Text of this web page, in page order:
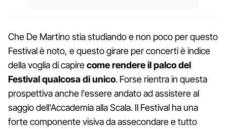
Che De Martino stia studiando e non poco per questo
Festival è noto, e questo girare per concerti è indice
della voglia di capirecome rendere il palco del
Festival qualcosa di unico. Forse rientra in questa
prospettiva anche l'essere andato ad assistere al
saggio dell'Accademia alla Scala. Il Festival ha una
forte componente visiva da assecondare e tutto